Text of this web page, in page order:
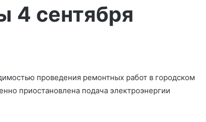
4 сентября
проведения ремонтных работ в городском
приостановлена подача электроэнергии